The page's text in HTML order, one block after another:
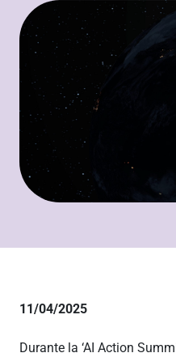
11/04/2025
Durante la ‘AI Action